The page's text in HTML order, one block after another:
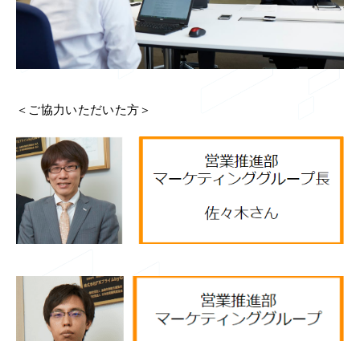
＜ご協力いただいた方＞